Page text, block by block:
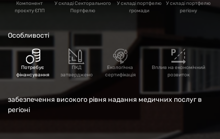
Компонент
проєкту ЄПП
У складі Секторального
Портфелю
У складі портфелю
громади
У складі портфелю
регіону
Особливості
Потребує
фінансування
ПКД
затверджено
Екологічна
сертифікація
Вплив на економічний
розвиток
забезпечення високого рівня надання медичних послуг в
регіоні